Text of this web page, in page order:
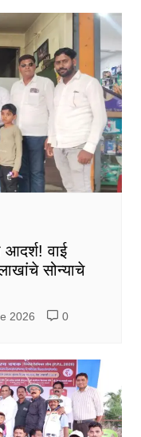
आदर्श! वाई
सोन्याचे
2026 0